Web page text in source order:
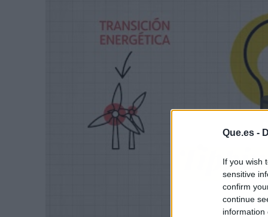
Que.es -
If you wish
sensitive
confirm
continue
information